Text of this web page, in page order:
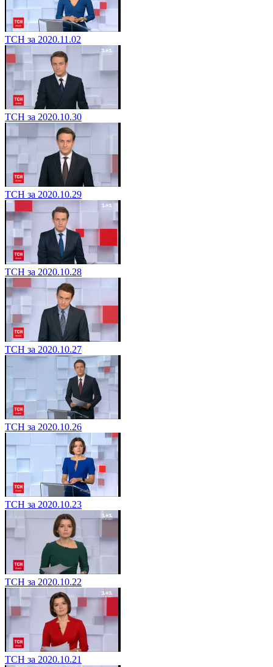
ТСН за 2020.11.02
ТСН за 2020.10.30
ТСН за 2020.10.29
ТСН за 2020.10.28
ТСН за 2020.10.27
ТСН за 2020.10.26
ТСН за 2020.10.23
ТСН за 2020.10.22
ТСН за 2020.10.21